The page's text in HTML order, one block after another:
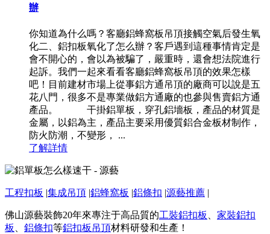
辦
你知道為什么嗎？客廳鋁蜂窩板吊頂接觸空氣后發生氧
化二、鋁扣板氧化了怎么辦？客戶遇到這種事情肯定是
會不開心的，會以為被騙了，嚴重時，還會想法院進行
起訴。我們一起來看看客廳鋁蜂窩板吊頂的效果怎樣
吧！目前建材市場上從事鋁方通吊頂的廠商可以說是五
花八門，很多不是專業做鋁方通廠的也參與售賣鋁方通
產品。 干掛鋁單板，穿孔鋁墻板，產品的材質是
金屬，以鋁為主，產品主要采用優質鋁合金板材制作，
防火防潮，不變形， ...
了解詳情
工程扣板 |集成吊頂 |鋁蜂窩板 |鋁條扣 |源藝推薦 |
佛山源藝裝飾20年來專注于高品質的工裝鋁扣板
家裝鋁扣
板
鋁條扣等鋁扣板吊頂材料研發和生產！